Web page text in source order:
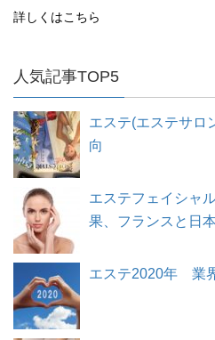
詳しくはこちら
人気記事TOP5
エステ(エステサロ
向
エステフェイシャ
果、フランスと日
エステ2020年 業